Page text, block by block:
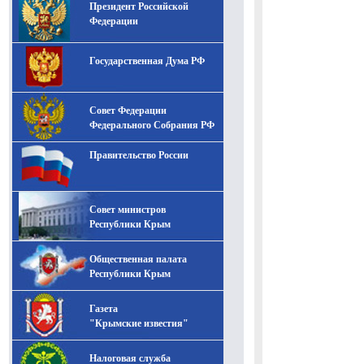
-- Лучшее, что можно сделать с хорошим советом, это
пропустить его мимо ушей. Он никогда не бывает
полезен никому, кроме того, кто его дал.
-- Люблю давать советы и очень не люблю, когда их
дают мне.
Президент Российской
Федерации
Государственная Дума РФ
Совет Федерации
Федерального Собрания РФ
Правительство России
Совет министров
Республики Крым
Общественная палата
Республики Крым
Газета
"Крымские известия"
Налоговая служба